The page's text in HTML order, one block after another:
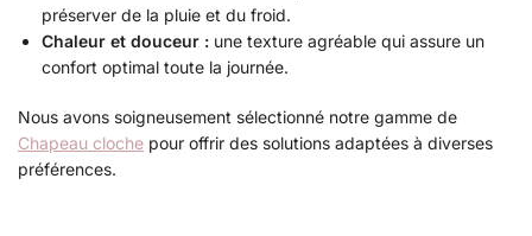
préserver de la pluie et du froid.
Chaleur et douceur : une texture agréable qui assure un
confort optimal toute la journée.
Nous avons soigneusement sélectionné notre gamme de
Chapeau cloche pour offrir des solutions adaptées à diverses
préférences.